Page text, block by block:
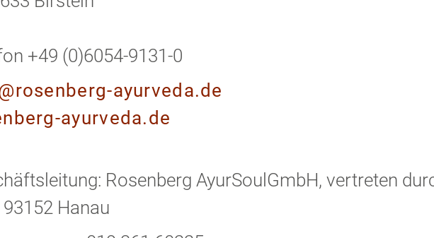
+49 (0)6054-9131-0
ayurveda.de
ayurveda.de
Rosenberg AyurSoulGmbH, vertreten
93152 Hanau